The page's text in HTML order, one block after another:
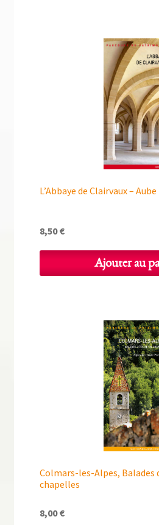
L’Abbaye de Clairvaux – Aube
8,50€
Ajouter au
Colmars-les-Alpes, Balades
chapelles
8,00€